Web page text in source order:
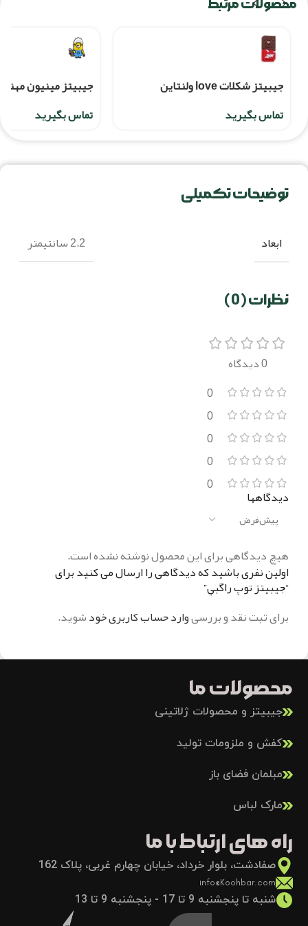
محصولات مرتبط
جيبيتز شکلات love ولنتاين
تماس بگیرید
جیبیتز مینیون
تماس بگیرید
توضیحات تکمیلی
ابعاد 2.2 سانتیمتر
نظرات (0)
0 دیدگاه
0
0
0
0
0
دیدگاهها
هیچ دیدگاهی برای این محصول نوشته نشده است.
اولین نفری باشید که دیدگاهی را ارسال می کنید برای
“جيبيتز توپ راگبي”
برای ثبت نقد و بررسیوارد حساب کاربری خودشوید.
محصولات ما
جیبیتز و محصولات ژلاتینی
کفش و ملزومات تولید
مبلمان فضای باز
مارک لباس
راه های ارتباط با ما
صفادشت، بلوار خرداد، خیابان چهارم غربی، پلاک 162
info@Koohbar.com
شنبه تا پنجشنبه 9 تا 17 - پنجشنبه 9 تا 13